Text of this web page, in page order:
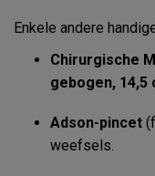
Enkele andere
Chirurgische
gebogen, 14,5
Adson-pincet
weefsels.